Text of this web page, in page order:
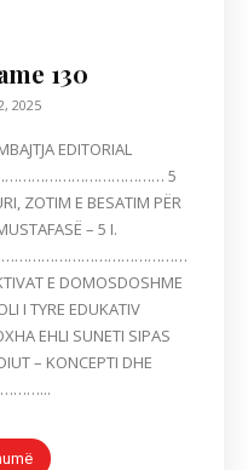
130
2025
5
ZOTIM E BESATIM PËR
– 5 I.
E DOMOSDOSHME
I TYRE EDUKATIV
EHLI SUNETI SIPAS
– KONCEPTI DHE
………...